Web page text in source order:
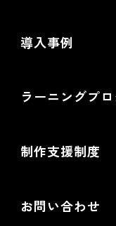
提携サービス
導入事例
導入企業一覧
ラーニングプ
オープンセミナ
制作支援制度
EC制作パート
お問い合わせ